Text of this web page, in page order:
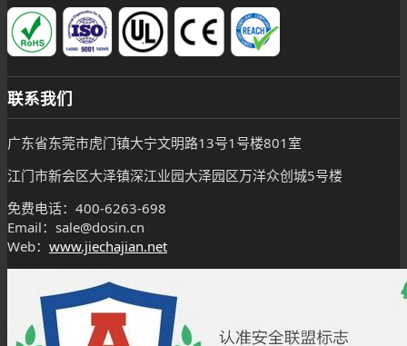
联系我们
广东省东莞市虎门镇大宁文明路13号1号楼801室
江门市新会区大泽镇深江业园大泽园区万洋众创城5号楼
免费电话：400-6263-698
Email：sale@dosin.cn
Web： www.jiechajian.net